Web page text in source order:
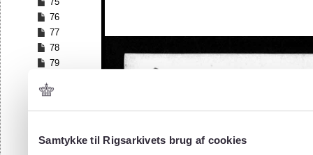
Samtykke til Rigsarkivets brug af cookies
76
77
78
79
81
82
84